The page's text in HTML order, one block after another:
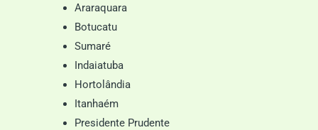
Araraquara
Botucatu
Sumaré
Indaiatuba
Hortolândia
Itanhaém
Presidente Prudente